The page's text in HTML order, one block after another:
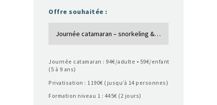
Offre souhaitée :
Journée catamaran : 94€/adulte • 59€/enfant
(5 à 9 ans)
Privatisation : 1190€ (jusqu’à 14 personnes)
Formation niveau 1 : 445€ (2 jours)